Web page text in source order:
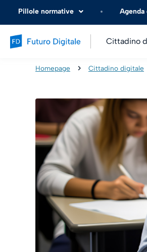
Pillole normative
Cittadino
Homepage Cittadino digitale